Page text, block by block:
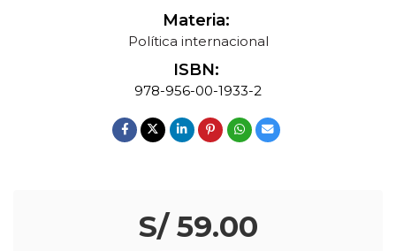
Materia:
Política internacional
ISBN:
978-956-00-1933-2
S/ 59.00